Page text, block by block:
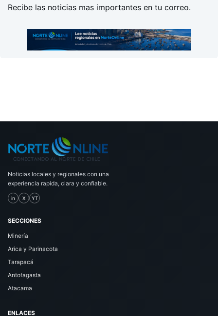
Recibe las noticias mas importantes en tu correo.
Noticias locales y regionales con una
experiencia rapida, clara y confiable.
in X YT
SECCIONES
Minería
Arica y Parinacota
Tarapacá
Antofagasta
Atacama
ENLACES